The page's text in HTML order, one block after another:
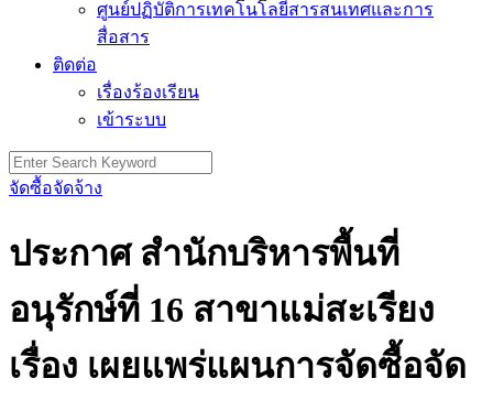
ศูนย์ปฏิบัติการเทคโนโลยีสารสนเทศและการ
สื่อสาร
ติดต่อ
เรื่องร้องเรียน
เข้าระบบ
Search
for:
จัดซื้อจัดจ้าง
ประกาศ สำนักบริหารพื้นที่
อนุรักษ์ที่ 16 สาขาแม่สะเรียง
เรื่อง เผยแพร่แผนการจัดซื้อจัด